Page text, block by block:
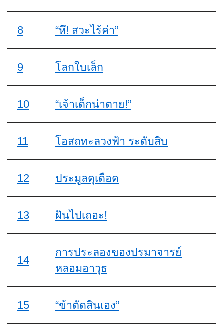
8 “หึ! สวะไร้ค่า”
9 โลกใบเล็ก
10 “เจ้าเด็กน่าตาย!”
11 โอสถทะลวงฟ้า ระดับสิบ
12 ประมูลดุเดือด
13 ฝันไปเถอะ!
14
การประลองของปรมาจารย์
หลอมอาวุธ
15 “ข้าตัดสินเอง”